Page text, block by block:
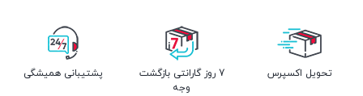
تحویل اکسپرس
7 روز گارانتی بازگشت
وجه
پشتیبانی همیشگی